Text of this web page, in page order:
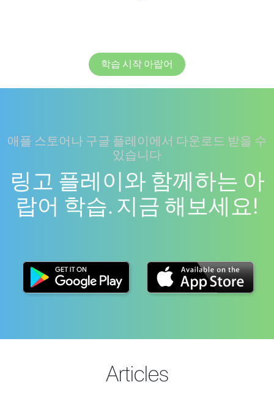
학습 시작 아랍어
애플 스토어나 구글 플레이에서 다운로드 받을 수
있습니다
링고 플레이와 함께하는 아
랍어 학습. 지금 해보세요!
Articles